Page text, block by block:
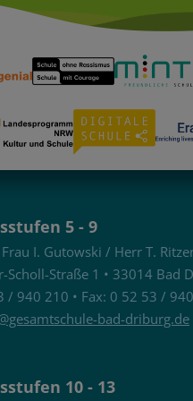
5 - 9
I. Gutowski / Herr T.
Scholl-Straße 1 • 33014 Bad
/ 940 210 • Fax: 0 52 53 /
bad-driburg.de
10 - 13